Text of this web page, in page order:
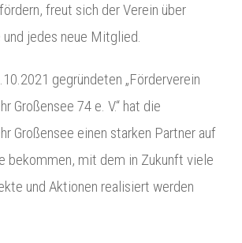
freut sich der Verein über
jedes neue Mitglied.
gegründeten „Förderverein
Großensee 74 e. V.“ hat die
Großensee einen starken Partner auf
bekommen, mit dem in Zukunft viele
und Aktionen realisiert werden